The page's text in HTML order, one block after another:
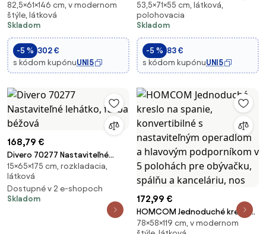
Longue s Ľavým Podrúčnikom a
Vankúšom, Čalúnená Pohovka,
Chaise Longue Kreslo so
Pevnými Drevenými Nohami pre
Obývaciu Izbu, Ka
82,5×61×146 cm, v modernom
štýle, látková
Skladom
-5 % 302 €
s kódom kupónuUNI5
v 1 - Skladacia podlahová
stolička s opierkou chrbta, 13
nastaviteľných polôh, sklápacia
stolička s vankúšom, šedá, kov,
p
53,5×71×55 cm, látková,
polohovacia
Skladom
-5 % 83 €
s kódom kupónuUNI5
168,79 €
Divero 70277 Nastaviteľné
lehátko, farba béžová
15×65×175 cm, rozkladacia,
látková
Dostupné v 2 e-shopoch
Skladom
172,99 €
HOMCOM Jednoduché kreslo
na spanie, konvertibilné s
78×58×119 cm, v modernom